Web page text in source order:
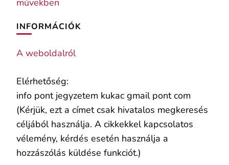
művekben
INFORMÁCIÓK
A weboldalról
Elérhetőség:
info pont jegyzetem kukac gmail pont com
(Kérjük, ezt a címet csak hivatalos megkeresés
céljából használja. A cikkekkel kapcsolatos
vélemény, kérdés esetén használja a
hozzászólás küldése funkciót.)